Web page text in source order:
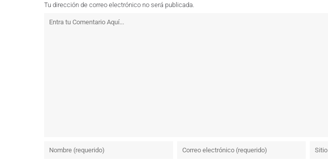
Tu dirección de correo electrónico no será publicada.